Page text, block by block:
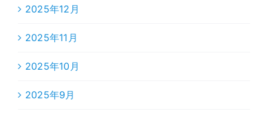
2025年12月
2025年11月
2025年10月
2025年9月